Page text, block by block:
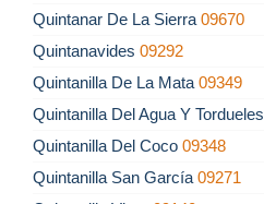
Quintanar De La Sierra 09670
Quintanavides 09292
Quintanilla De La Mata 09349
Quintanilla Del Agua Y Tordueles
Quintanilla Del Coco 09348
Quintanilla San García 09271